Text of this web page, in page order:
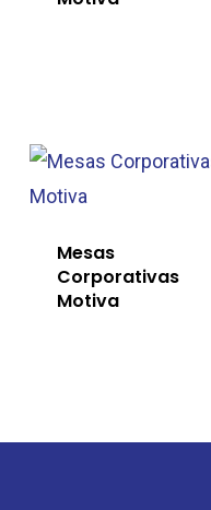
Mesas
Corporativas
Motiva